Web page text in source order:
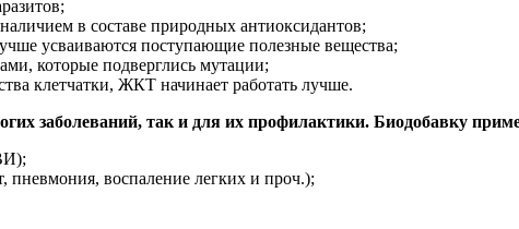
в составе природных антиоксидантов;
усваиваются поступающие полезные вещества;
которые подверглись мутации;
клетчатки, ЖКТ начинает работать лучше.
заболеваний, так и для их профилактики. Биодобавку
пневмония, воспаление легких и проч.);